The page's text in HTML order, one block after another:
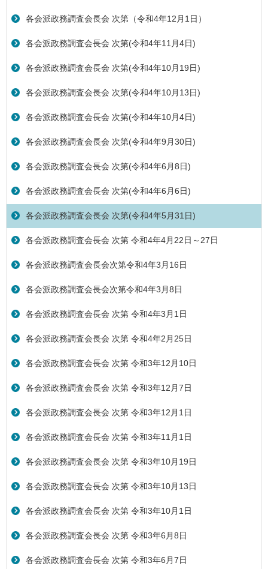
各会派政務調査会長会 次第（令和4年12月1日）
各会派政務調査会長会 次第(令和4年11月4日)
各会派政務調査会長会 次第(令和4年10月19日)
各会派政務調査会長会 次第(令和4年10月13日)
各会派政務調査会長会 次第(令和4年10月4日)
各会派政務調査会長会 次第(令和4年9月30日)
各会派政務調査会長会 次第(令和4年6月8日)
各会派政務調査会長会 次第(令和4年6月6日)
各会派政務調査会長会 次第(令和4年5月31日)
各会派政務調査会長会 次第 令和4年4月22日～27日
各会派政務調査会長会次第令和4年3月16日
各会派政務調査会長会次第令和4年3月8日
各会派政務調査会長会 次第 令和4年3月1日
各会派政務調査会長会 次第 令和4年2月25日
各会派政務調査会長会 次第 令和3年12月10日
各会派政務調査会長会 次第 令和3年12月7日
各会派政務調査会長会 次第 令和3年12月1日
各会派政務調査会長会 次第 令和3年11月1日
各会派政務調査会長会 次第 令和3年10月19日
各会派政務調査会長会 次第 令和3年10月13日
各会派政務調査会長会 次第 令和3年10月1日
各会派政務調査会長会 次第 令和3年6月8日
各会派政務調査会長会 次第 令和3年6月7日